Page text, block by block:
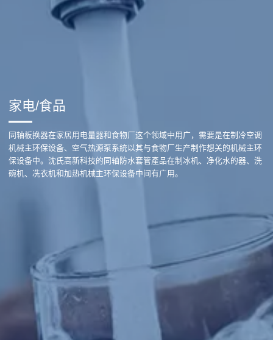
家电/食品
同轴板换器在家居用电量器和食物厂这个领域中用广，需要是在制冷空调
机械主环保设备、空气热源泵系統以其与食物厂生产制作想关的机械主环
保设备中。沈氏高新科技的同轴防水套管產品在制冰机、净化水的器、洗
碗机、冼衣机和加热机械主环保设备中间有广用。